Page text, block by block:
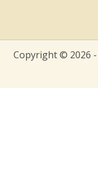
Copyright © 2026